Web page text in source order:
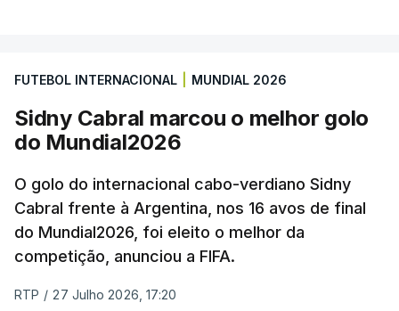
FUTEBOL INTERNACIONAL MUNDIAL 2026
Sidny Cabral marcou o melhor golo
do Mundial2026
O golo do internacional cabo-verdiano Sidny
Cabral frente à Argentina, nos 16 avos de final
do Mundial2026, foi eleito o melhor da
competição, anunciou a FIFA.
RTP / 27 Julho 2026, 17:20